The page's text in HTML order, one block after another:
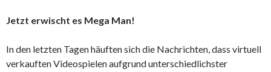
Jetzt erwischt es Mega Man!
In den letzten Tagen häuften sich die Nachrichten, dass virtuell
verkauften Videospielen aufgrund unterschiedlichster